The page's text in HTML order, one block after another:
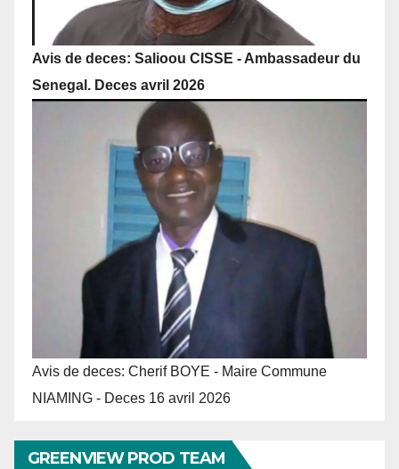
Avis de deces: Salioou CISSE - Ambassadeur du
Senegal. Deces avril 2026
Avis de deces: Cherif BOYE - Maire Commune
NIAMING - Deces 16 avril 2026
GREENVIEW PROD TEAM